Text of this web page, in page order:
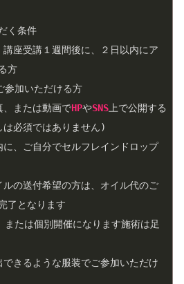
く条件
座受講１週間後に、２日以内にア
方
参加いただける方
、または動画でHPやSNS上で公開する
必須ではありません)
、ご自分でセルフレインドロップ
ルの送付希望の方は、オイル代のご
了となります
または個別開催になります施術は足
きるような服装でご参加いただけ